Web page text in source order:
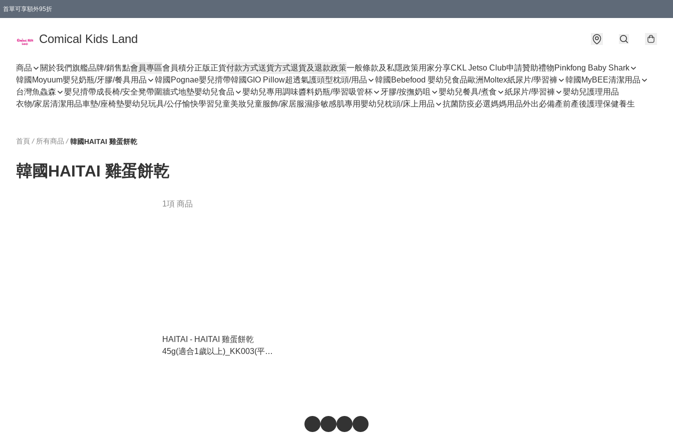
首單可享額外95折
Comical Kids Land
商品 關於我們旗艦品牌/銷售點會員專區會員積分正版正貨付款方式送貨方式退貨及退款政策一般條款及私隱政策用家分享CKL Jetso Club申請贊助禮物Pinkfong Baby Shark
韓國Moyuum嬰兒奶瓶/牙膠/餐具用品
韓國Pognae嬰兒揹帶韓國GIO Pillow超透氣護頭型枕頭/用品 韓國Bebefood 嬰幼兒食品歐洲Moltex紙尿片/學習褲
韓國MyBEE清潔用品
台灣魚鱻森
嬰兒揹帶成長椅/安全凳帶圍牆式地墊嬰幼兒食品 嬰幼兒專用調味醬料奶瓶/學習吸管杯 牙膠/按撫奶咀 嬰幼兒餐具/煮食 紙尿片/學習褲
嬰幼兒護理用品
衣物/家居清潔用品車墊/座椅墊嬰幼兒玩具/公仔愉快學習兒童美妝兒童服飾/家居服濕疹敏感肌專用嬰幼兒枕頭/床上用品 抗菌防疫必選媽媽用品外出必備產前產後護理保健養生
首頁 / 所有商品 / 韓國HAITAI 雞蛋餅乾
韓國HAITAI 雞蛋餅乾
1項 商品
HAITAI - HAITAI 雞蛋餅乾
45g(適合1歲以上)_KK003(平行